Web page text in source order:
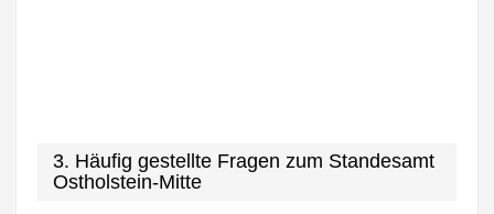
3. Häufig gestellte Fragen zum Standesamt
Ostholstein-Mitte